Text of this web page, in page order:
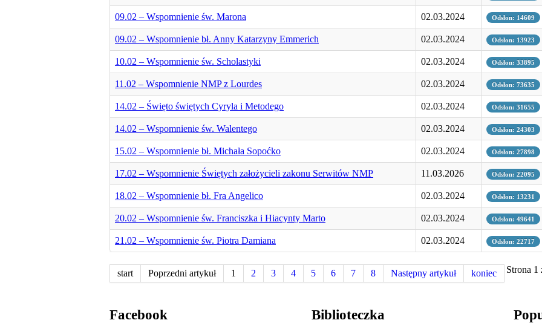
09.02 – Wspomnienie św. Marona 02.03.2024 Odsłon: 14609
09.02 – Wspomnienie bł. Anny Katarzyny Emmerich 02.03.2024 Odsłon: 13923
10.02 – Wspomnienie św. Scholastyki 02.03.2024 Odsłon: 33895
11.02 – Wspomnienie NMP z Lourdes 02.03.2024 Odsłon: 73635
14.02 – Święto świętych Cyryla i Metodego 02.03.2024 Odsłon: 31655
14.02 – Wspomnienie św. Walentego 02.03.2024 Odsłon: 24303
15.02 – Wspomnienie bł. Michała Sopoćko 02.03.2024 Odsłon: 27898
17.02 – Wspomnienie Świętych założycieli zakonu Serwitów NMP 11.03.2026 Odsłon: 22095
18.02 – Wspomnienie bł. Fra Angelico 02.03.2024 Odsłon: 13231
20.02 – Wspomnienie św. Franciszka i Hiacynty Marto 02.03.2024 Odsłon: 49641
21.02 – Wspomnienie św. Piotra Damiana 02.03.2024 Odsłon: 22717
Strona 1
start Poprzedni artykuł 1 2 3 4 5 6 7 8 Następny artykuł koniec
Facebook Biblioteczka